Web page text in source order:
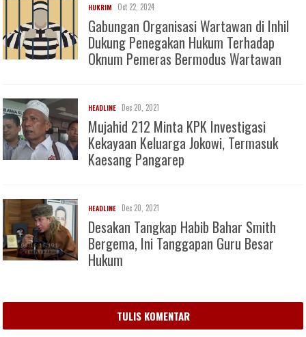
HUKRIM Oct 22, 2024
Gabungan Organisasi Wartawan di Inhil
Dukung Penegakan Hukum Terhadap
Oknum Pemeras Bermodus Wartawan
HEADLINE Dec 20, 2021
Mujahid 212 Minta KPK Investigasi
Kekayaan Keluarga Jokowi, Termasuk
Kaesang Pangarep
HEADLINE Dec 20, 2021
Desakan Tangkap Habib Bahar Smith
Bergema, Ini Tanggapan Guru Besar
Hukum
TULIS KOMENTAR